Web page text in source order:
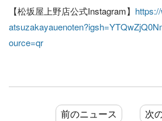
【松坂屋上野店公式Instagram】
ource=qr
前のニュース 次